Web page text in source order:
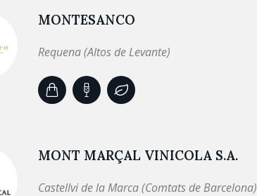
MONTESANCO
Requena (Altos de Levante)
MONT MARÇAL VINICOLA S.A.
Castellvi de la Marca (Comtats de Barcelona)